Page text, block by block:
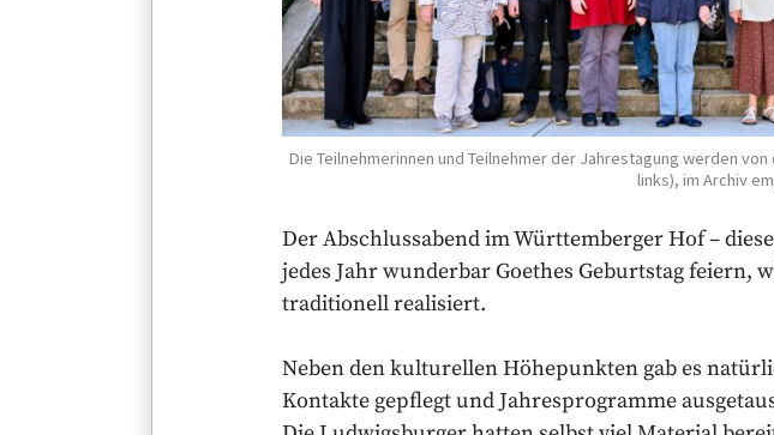
Die Teilnehmerinnen und Teilnehmer der Jahrestagung werden
links), im Archiv
Der Abschlussabend im Württemberger Hof –
jedes Jahr wunderbar Goethes Geburtstag feiern,
traditionell realisiert.
Neben den kulturellen Höhepunkten gab es
Kontakte gepflegt und Jahresprogramme